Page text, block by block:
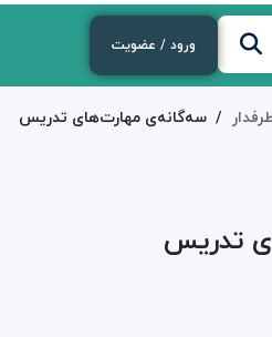
ورود / عضویت
سه‌گانه‌ی مهارت‌های تدریس
تدریس